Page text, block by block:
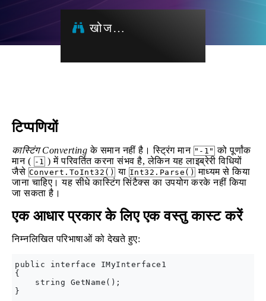
खोज…
टिप्पणियों
कास्टिंग Converting के समान नहीं है। स्ट्रिंग मान "-1" को पूर्णांक
मान ( -1 ) में परिवर्तित करना संभव है, लेकिन यह लाइब्रेरी विधियों
जैसे Convert.ToInt32() या Int32.Parse() माध्यम से किया
जाना चाहिए। यह सीधे कास्टिंग सिंटैक्स का उपयोग करके नहीं किया
जा सकता है।
एक आधार प्रकार के लिए एक वस्तु कास्ट करें
निम्नलिखित परिभाषाओं को देखते हुए:
public interface IMyInterface1
{
    string GetName();
}